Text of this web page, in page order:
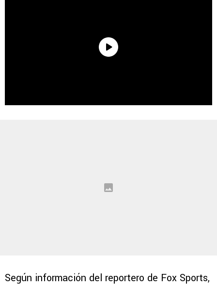
Según información del reportero de Fox Sports,